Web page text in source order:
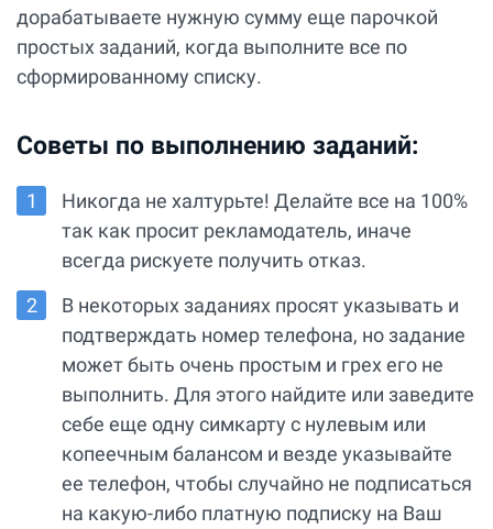
дорабатываете нужную сумму еще парочкой
простых заданий, когда выполните все по
сформированному списку.
Советы по выполнению заданий:
Никогда не халтурьте! Делайте все на 100%
так как просит рекламодатель, иначе
всегда рискуете получить отказ.
В некоторых заданиях просят указывать и
подтверждать номер телефона, но задание
может быть очень простым и грех его не
выполнить. Для этого найдите или заведите
себе еще одну симкарту с нулевым или
копеечным балансом и везде указывайте
ее телефон, чтобы случайно не подписаться
на какую-либо платную подписку на Ваш